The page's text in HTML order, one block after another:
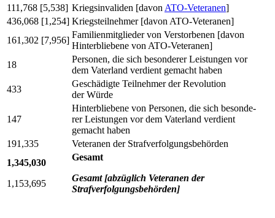
111,768 [5,538] Kriegs­in­va­li­den [davon ATO-Vete­ra­nen]
436,068 [1,254] Kriegs­teil­neh­mer [davon ATO-Veteranen]
161,302 [7,956]
Fami­li­en­mit­glie­der von Ver­stor­be­nen [davon
Hin­ter­blie­bene von ATO-Veteranen]
18
Per­so­nen, die sich beson­de­rer Leis­tun­gen vor
dem Vater­land ver­dient gemacht haben
433
Geschä­digte Teil­neh­mer der Revo­lu­tion
der Würde
147
Hin­ter­blie­bene von Per­so­nen, die sich beson­de­
rer Leis­tun­gen vor dem Vater­land ver­dient
gemacht haben
191,335
Vete­ra­nen der Strafverfolgungsbehörden
1,345,030
1,153,695
Gesamt
Gesamt [abzüg­lich Vete­ra­nen der
Strafverfolgungsbehörden]